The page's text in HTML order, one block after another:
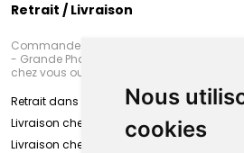
Nous
cookies
Retrait / Livraison
Commandez en ligne et venez chercher
- Grande Pharmacie d’Amiens (Fachon)
chez vous ou en point retrait
Retrait dans la pharmacie d’Amiens
Livraison chez vous
Livraison chez votre commerçant